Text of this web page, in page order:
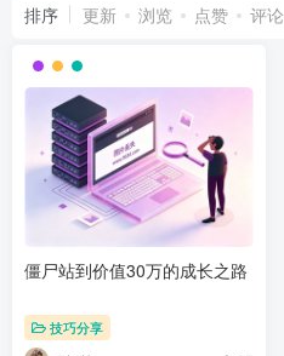
排序 更新 浏览 点赞 评论
僵尸站到价值30万的成长之路
技巧分享